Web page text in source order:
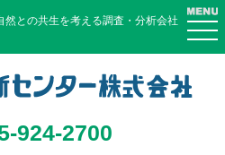
然との共生を考える調査・分析会社
924-2700